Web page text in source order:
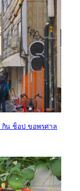
กิน ช็อป ขอพรศาล